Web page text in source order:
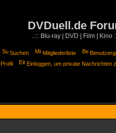
DVDuell.de
..::: Blu-ray | DVD | Film | Kino
Suchen Mitgliederliste
Profil
Einloggen, um private Nachrichten